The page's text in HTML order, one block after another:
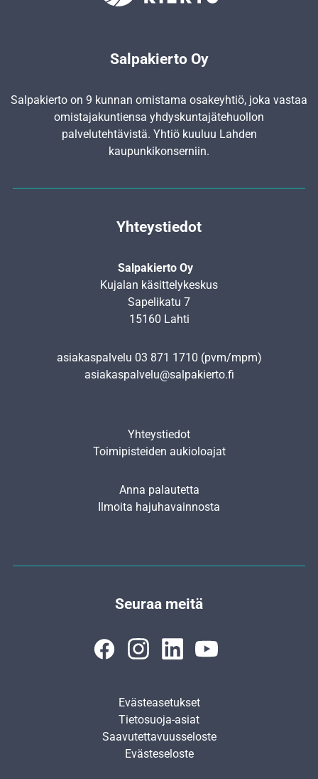
Salpakierto Oy
Salpakierto on 9 kunnan omistama osakeyhtiö, joka vastaa
omistajakuntiensa yhdyskunta­jätehuollon
palvelutehtävistä. Yhtiö kuuluu Lahden
kaupunkikonserniin.
Yhteystiedot
Salpakierto Oy
Kujalan käsittelykeskus
Sapelikatu 7
15160 Lahti
asiakaspalvelu 03 871 1710 (pvm/mpm)
asiakaspalvelu@salpakierto.fi
Yhteystiedot
Toimipisteiden aukioloajat
Anna palautetta
Ilmoita hajuhavainnosta
Seuraa meitä
Evästeasetukset
Tietosuoja-asiat
Saavutettavuusseloste
Evästeseloste